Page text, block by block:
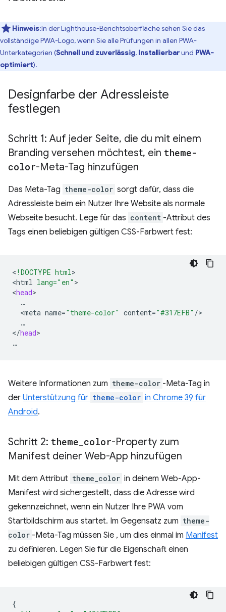
Hinweis:In der Lighthouse-Berichtsoberfläche sehen Sie das
vollständige PWA-Logo, wenn Sie alle Prüfungen in allen PWA-
Unterkategorien (Schnell und zuverlässig, Installierbarund PWA-
optimiert).
Designfarbe der Adressleiste
festlegen
Schritt 1: Auf jeder Seite, die du mit einem
Branding versehen möchtest, ein theme-
color-Meta-Tag hinzufügen
Das Meta-Tag theme-color sorgt dafür, dass die
Adressleiste beim ein Nutzer Ihre Website als normale
Webseite besucht. Lege für das content -Attribut des
Tags einen beliebigen gültigen CSS-Farbwert fest:
< !DOCTYPE html>
<html lang="en" >
<head
<meta name="theme-color" content="#317EFB" /
…
</head>
Weitere Informationen zum theme-color -Meta-Tag in
der Unterstützung für theme-color in Chrome 39 für
Android.
Schritt 2: theme color-Property zum
Manifest deiner Web-App hinzufügen
Mit dem Attribut theme_color in deinem Web-App-
Manifest wird sichergestellt, dass die Adresse wird
gekennzeichnet, wenn ein Nutzer Ihre PWA vom
Startbildschirm aus startet. Im Gegensatz zum theme-
color -Meta-Tag müssen Sie , um dies einmal im Manifest
zu definieren. Legen Sie für die Eigenschaft einen
beliebigen gültigen CSS-Farbwert fest:
{